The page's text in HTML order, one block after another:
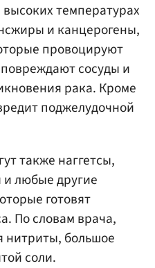
температурах
и канцерогены,
провоцируют
сосуды и
рака. Кроме
поджелудочной
также наггетсы,
и любые другие
готовят
По словам врача,
нитриты, большое
соли.